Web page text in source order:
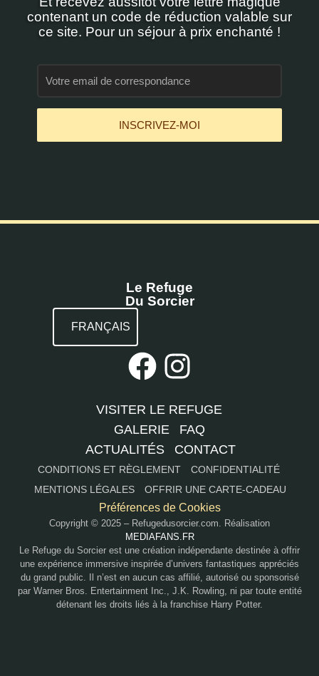
contenant un code de réduction valable sur
ce site. Pour un séjour à prix enchanté !
INSCRIVEZ-MOI
Le Refuge
Du Sorcier
FRANÇAIS
VISITER LE REFUGE
GALERIE
FAQ
ACTUALITÉS
CONTACT
CONDITIONS ET RÈGLEMENT
CONFIDENTIALITÉ
MENTIONS LÉGALES
OFFRIR UNE CARTE-CADEAU
Préférences de Cookies
Copyright © 2025 – Refugedusorcier.com. Réalisation
MEDIAFANS.FR
Le Refuge du Sorcier est une création indépendante destinée à offrir
une expérience immersive inspirée d’univers fantastiques appréciés
du grand public. Il n’est en aucun cas affilié, autorisé ou sponsorisé
par Warner Bros. Entertainment Inc., J.K. Rowling, ni par toute entité
détenant les droits liés à la franchise Harry Potter.